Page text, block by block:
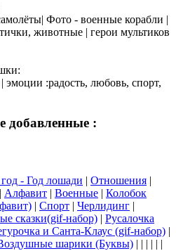
Фото - военные корабли |
животные | герои мультиков
эмоции :радость, любовь, спорт,
добавленные :
- Год лошади | Отношения |
| Алфавит | Военные | Колобок
| Спорт | Черлидинг |
сказки(gif-набор) | Русалочка
и Санта-Клаус (gif-набор) |
шарики (Буквы) | | | | | |